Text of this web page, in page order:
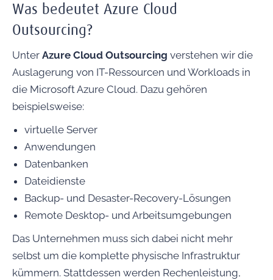
Was bedeutet Azure Cloud
Outsourcing?
Unter Azure Cloud Outsourcing verstehen wir die
Auslagerung von IT-Ressourcen und Workloads in
die Microsoft Azure Cloud. Dazu gehören
beispielsweise:
virtuelle Server
Anwendungen
Datenbanken
Dateidienste
Backup- und Desaster-Recovery-Lösungen
Remote Desktop- und Arbeitsumgebungen
Das Unternehmen muss sich dabei nicht mehr
selbst um die komplette physische Infrastruktur
kümmern. Stattdessen werden Rechenleistung,